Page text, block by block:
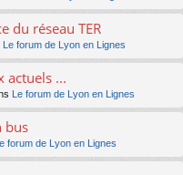
du réseau TER
Le forum de Lyon en Lignes
actuels ...
Le forum de Lyon en Lignes
bus
Le forum de Lyon en Lignes